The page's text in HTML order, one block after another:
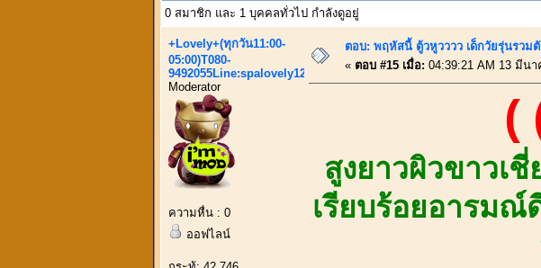
0 สมาชิก และ 1 บุคคลทั่วไป กำลังดูอยู่
+Lovely+(ทุกวัน11:00-
05:00)T080-
9492055Line:spalovely123
Moderator
ความหื่น : 0
ออฟไลน์
ตอบ: พฤหัสนี้ ตู้วหูวววว เด็กวัยรุ่นรวม
« ตอบ #15 เมื่อ: 04:39:21 AM 13 มีน
สูงยาวผิวขาว
เรียบร้อยอารม